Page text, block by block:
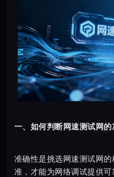
一、如何判断网速测试网的
准确性是挑选网速测试网
准，才能为网络调试提供可